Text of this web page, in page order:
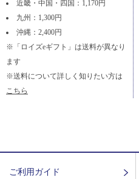
近畿・中国・四国：1,170円
九州：1,300円
沖縄：2,400円
※「ロイズeギフト」は送料が異なり
ます
※送料について詳しく知りたい方は
こちら
ご利用ガイド